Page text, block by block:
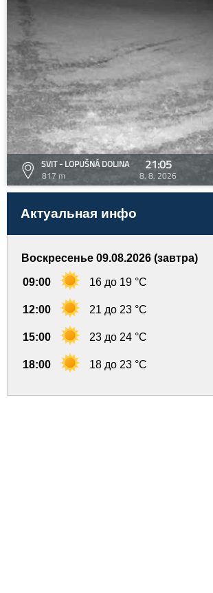
SVIT - LOPUŠNÁ DOLINA
817 m
21:05
8. 8. 2026
Актуальная инфо
Воскресенье 09.08.2026 (завтра)
09:00 16 до 19 °C
12:00 21 до 23 °C
15:00 23 до 24 °C
18:00 18 до 23 °C